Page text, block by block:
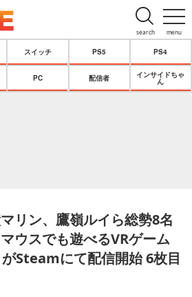
menu
search
スイッチ PS5 PS4
PC 配信者
インサイドちゃ
ん
リン、鷹嶺ルイら総勢8名
ウスでも遊べるVRゲーム
Steamにて配信開始 6枚目